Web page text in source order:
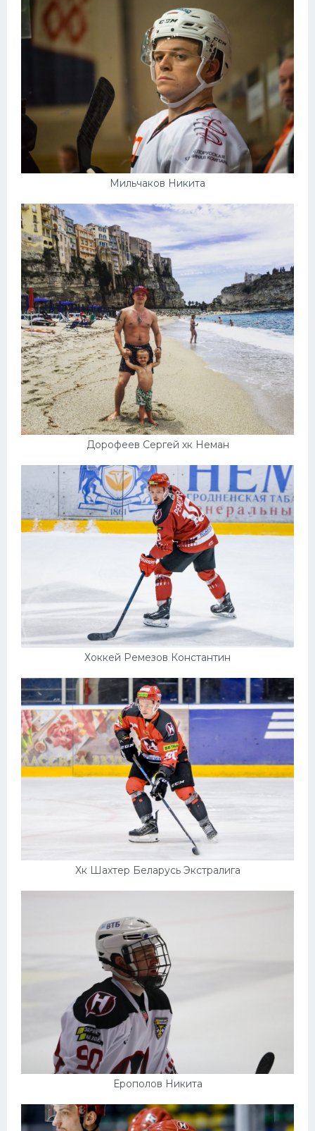
Мильчаков Никита
Дорофеев Сергей хк Неман
Хоккей Ремезов Константин
Хк Шахтер Беларусь Экстралига
Ерополов Никита